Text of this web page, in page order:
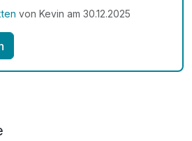
von Kevin am 30.12.2025